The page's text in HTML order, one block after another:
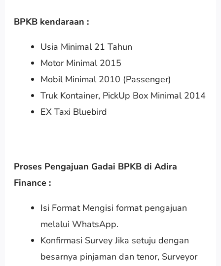
BPKB kendaraan :
Usia Minimal 21 Tahun
Motor Minimal 2015
Mobil Minimal 2010 (Passenger)
Truk Kontainer, PickUp Box Minimal 2014
EX Taxi Bluebird
Proses Pengajuan Gadai BPKB di Adira
Finance :
Isi Format Mengisi format pengajuan
melalui WhatsApp.
Konfirmasi Survey Jika setuju dengan
besarnya pinjaman dan tenor, Surveyor